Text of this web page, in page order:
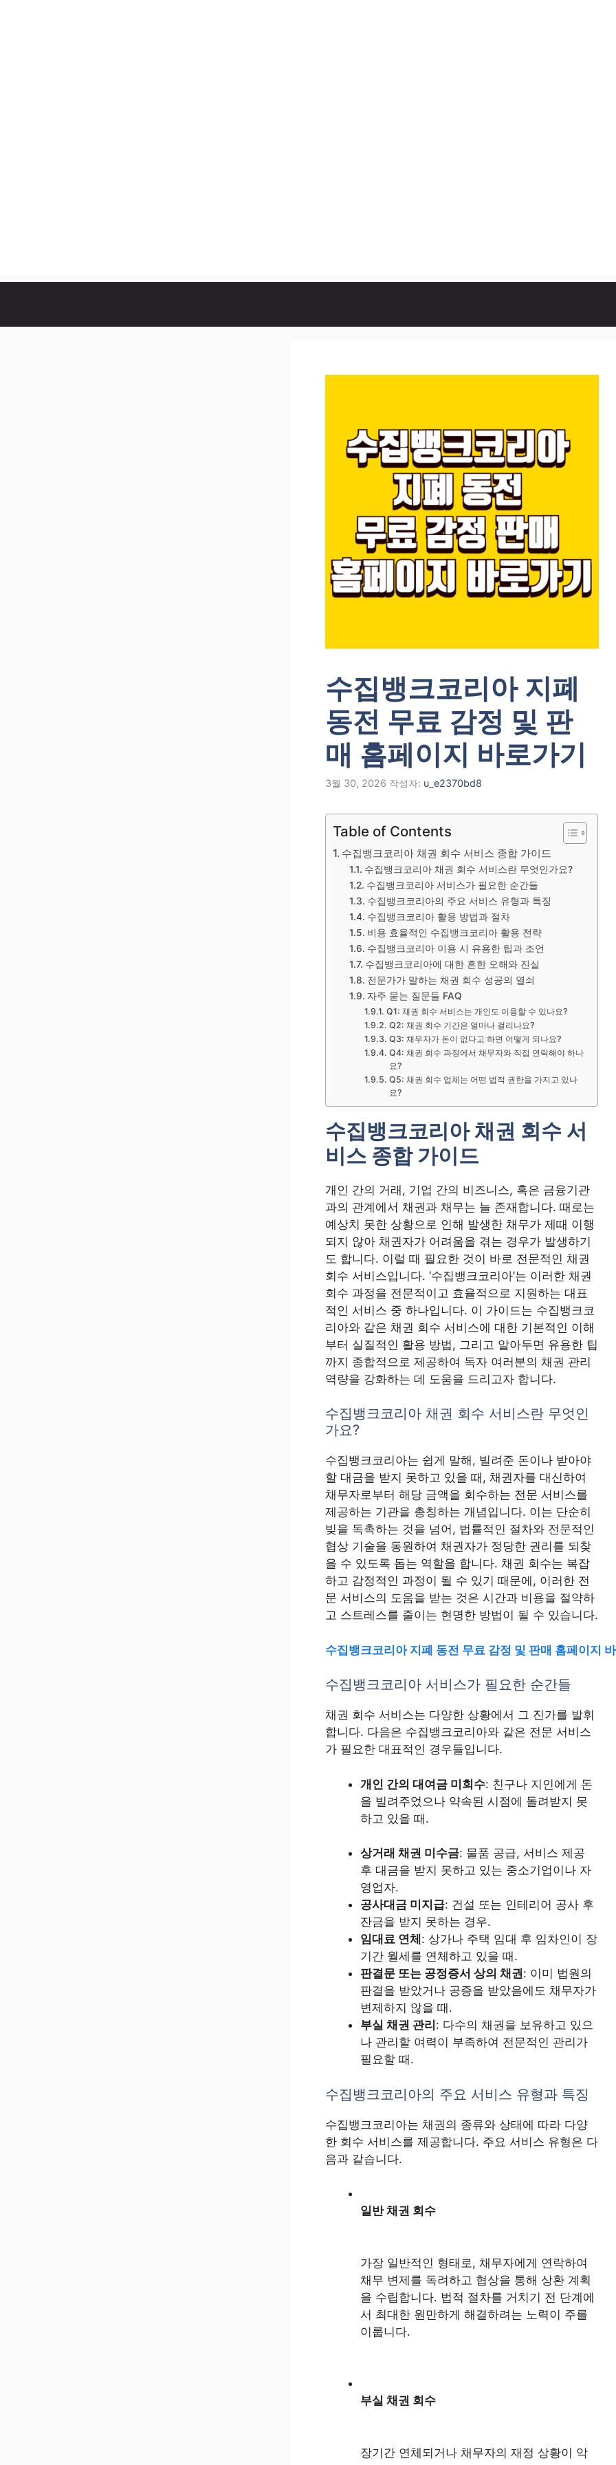
수집뱅크코리아 지폐
동전 무료 감정 및 판
매 홈페이지 바로가기
3월 30, 2026 작성자: u_e2370bd8
Table of Contents
수집뱅크코리아 채권 회수 서비스 종합 가이드
수집뱅크코리아 채권 회수 서비스란 무엇인가요?
수집뱅크코리아 서비스가 필요한 순간들
수집뱅크코리아의 주요 서비스 유형과 특징
수집뱅크코리아 활용 방법과 절차
비용 효율적인 수집뱅크코리아 활용 전략
수집뱅크코리아 이용 시 유용한 팁과 조언
수집뱅크코리아에 대한 흔한 오해와 진실
전문가가 말하는 채권 회수 성공의 열쇠
자주 묻는 질문들 FAQ
Q1: 채권 회수 서비스는 개인도 이용할 수 있나요?
Q2: 채권 회수 기간은 얼마나 걸리나요?
Q3: 채무자가 돈이 없다고 하면 어떻게 되나요?
Q4: 채권 회수 과정에서 채무자와 직접 연락해야 하나
요?
Q5: 채권 회수 업체는 어떤 법적 권한을 가지고 있나
요?
수집뱅크코리아 채권 회수 서
비스 종합 가이드
개인 간의 거래, 기업 간의 비즈니스, 혹은 금융기관
과의 관계에서 채권과 채무는 늘 존재합니다. 때로는
예상치 못한 상황으로 인해 발생한 채무가 제때 이행
되지 않아 채권자가 어려움을 겪는 경우가 발생하기
도 합니다. 이럴 때 필요한 것이 바로 전문적인 채권
회수 서비스입니다. ‘수집뱅크코리아’는 이러한 채권
회수 과정을 전문적이고 효율적으로 지원하는 대표
적인 서비스 중 하나입니다. 이 가이드는 수집뱅크코
리아와 같은 채권 회수 서비스에 대한 기본적인 이해
부터 실질적인 활용 방법, 그리고 알아두면 유용한 팁
까지 종합적으로 제공하여 독자 여러분의 채권 관리
역량을 강화하는 데 도움을 드리고자 합니다.
수집뱅크코리아 채권 회수 서비스란 무엇인
가요?
수집뱅크코리아는 쉽게 말해, 빌려준 돈이나 받아야
할 대금을 받지 못하고 있을 때, 채권자를 대신하여
채무자로부터 해당 금액을 회수하는 전문 서비스를
제공하는 기관을 총칭하는 개념입니다. 이는 단순히
빚을 독촉하는 것을 넘어, 법률적인 절차와 전문적인
협상 기술을 동원하여 채권자가 정당한 권리를 되찾
을 수 있도록 돕는 역할을 합니다. 채권 회수는 복잡
하고 감정적인 과정이 될 수 있기 때문에, 이러한 전
문 서비스의 도움을 받는 것은 시간과 비용을 절약하
고 스트레스를 줄이는 현명한 방법이 될 수 있습니다.
수집뱅크코리아 지폐 동전 무료 감정 및 판매 홈페이지
수집뱅크코리아 서비스가 필요한 순간들
채권 회수 서비스는 다양한 상황에서 그 진가를 발휘
합니다. 다음은 수집뱅크코리아와 같은 전문 서비스
가 필요한 대표적인 경우들입니다.
개인 간의 대여금 미회수: 친구나 지인에게 돈
을 빌려주었으나 약속된 시점에 돌려받지 못
하고 있을 때.
상거래 채권 미수금: 물품 공급, 서비스 제공
후 대금을 받지 못하고 있는 중소기업이나 자
영업자.
공사대금 미지급: 건설 또는 인테리어 공사 후
잔금을 받지 못하는 경우.
임대료 연체 : 상가나 주택 임대 후 임차인이 장
기간 월세를 연체하고 있을 때.
판결문 또는 공정증서 상의 채권: 이미 법원의
판결을 받았거나 공증을 받았음에도 채무자가
변제하지 않을 때.
부실 채권 관리 : 다수의 채권을 보유하고 있으
나 관리할 여력이 부족하여 전문적인 관리가
필요할 때.
수집뱅크코리아의 주요 서비스 유형과 특징
수집뱅크코리아는 채권의 종류와 상태에 따라 다양
한 회수 서비스를 제공합니다. 주요 서비스 유형은 다
음과 같습니다.
일반 채권 회수
가장 일반적인 형태로, 채무자에게 연락하여
채무 변제를 독려하고 협상을 통해 상환 계획
을 수립합니다. 법적 절차를 거치기 전 단계에
서 최대한 원만하게 해결하려는 노력이 주를
이룹니다.
부실 채권 회수
장기간 연체되거나 채무자의 재정 상황이 악